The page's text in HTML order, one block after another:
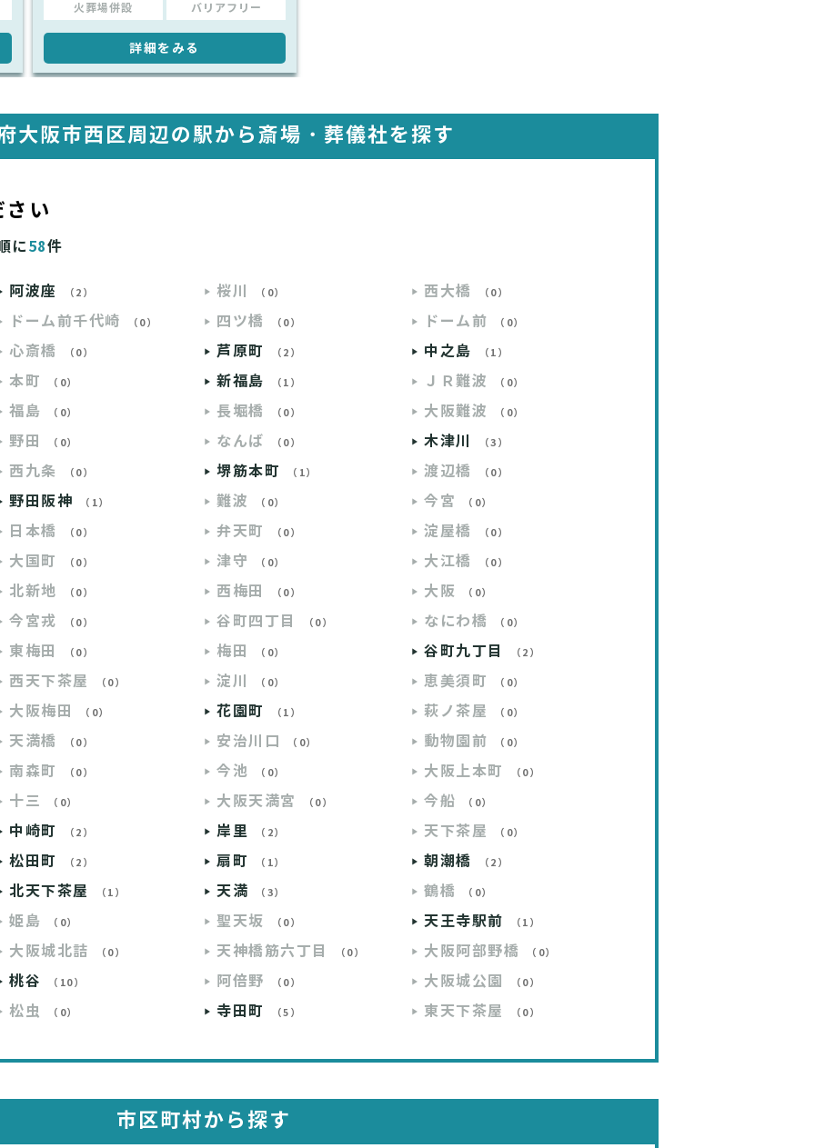
火葬場併設 バリアフリー
詳細をみる
大阪市西区周辺の駅から 斎場・葬儀社を探す
い
に58件
阿波座 （2） 桜川 （0） 西大橋 （0）
ドーム前千代崎 （0） 四ツ橋 （0） ドーム前 （0）
心斎橋 （0） 芦原町 （2） 中之島 （1）
本町 （0） 新福島 （1） ＪＲ難波 （0）
福島 （0） 長堀橋 （0） 大阪難波 （0）
野田 （0） なんば （0） 木津川 （3）
西九条 （0） 堺筋本町 （1） 渡辺橋 （0）
野田阪神 （1） 難波 （0） 今宮 （0）
日本橋 （0） 弁天町 （0） 淀屋橋 （0）
大国町 （0） 津守 （0） 大江橋 （0）
北新地 （0） 西梅田 （0） 大阪 （0）
今宮戎 （0） 谷町四丁目 （0） なにわ橋 （0）
東梅田 （0） 梅田 （0） 谷町九丁目 （2）
西天下茶屋 （0） 淀川 （0） 恵美須町 （0）
大阪梅田 （0） 花園町 （1） 萩ノ茶屋 （0）
天満橋 （0） 安治川口 （0） 動物園前 （0）
南森町 （0） 今池 （0） 大阪上本町 （0）
十三 （0） 大阪天満宮 （0） 今船 （0）
中崎町 （2） 岸里 （2） 天下茶屋 （0）
松田町 （2） 扇町 （1） 朝潮橋 （2）
北天下茶屋 （1） 天満 （3） 鶴橋 （0）
姫島 （0） 聖天坂 （0） 天王寺駅前 （1）
大阪城北詰 （0） 天神橋筋六丁目 （0） 大阪阿部野橋 （0）
桃谷 （10） 阿倍野 （0） 大阪城公園 （0）
松虫 （0） 寺田町 （5） 東天下茶屋 （0）
市区町村から探す